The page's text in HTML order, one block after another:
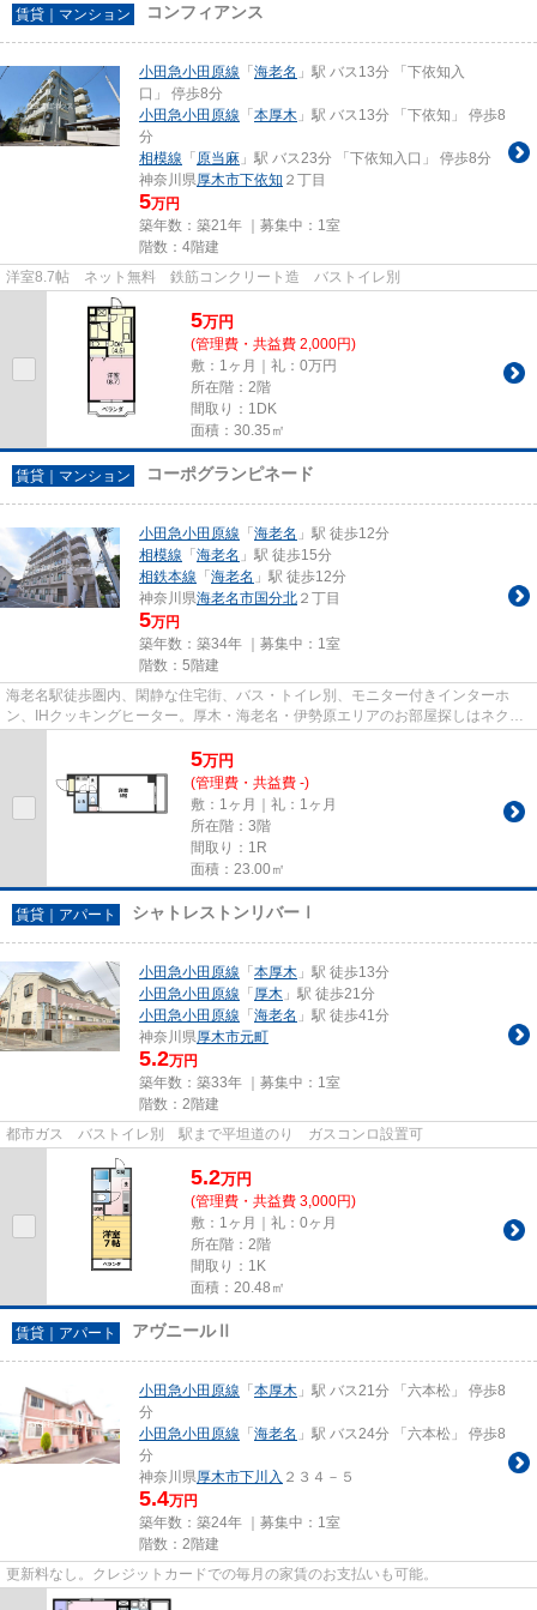
賃貸｜マンション コンフィアンス
小田急小田原線 「海老名 」駅 バス13分 「下依知入
口」 停歩8分
小田急小田原線 「本厚木 」駅 バス13分 「下依知」 停歩8
分
相模線 「原当麻 」駅 バス23分 「下依知入口」 停歩8分
神奈川県厚木市下依知 ２丁目
5万円
築年数：築21年 ｜募集中： 1室
階数：4階建
洋室8.7帖 ネット無料 鉄筋コンクリート造 バストイレ別
5万円
(管理費・共益費 2,000円)
敷：1ヶ月｜礼：0万円
所在階：2階
間取り：1DK
面積：30.35㎡
賃貸｜マンション コーポグランピネード
小田急小田原線 「海老名 」駅 徒歩12分
相模線 「海老名 」駅 徒歩15分
相鉄本線 「海老名 」駅 徒歩12分
神奈川県海老名市国分北 ２丁目
5万円
築年数：築34年 ｜募集中： 1室
階数：5階建
海老名駅徒歩圏内、閑静な住宅街、バス・トイレ別、モニター付きインターホ
ン、IHクッキングヒーター。厚木・海老名・伊勢原エリアのお部屋探しはネクス
テージにおまかせください。
5万円
(管理費・共益費 -)
敷：1ヶ月｜礼：1ヶ月
所在階：3階
間取り：1R
面積：23.00㎡
賃貸｜アパート シャトレストンリバーⅠ
小田急小田原線 「本厚木 」駅 徒歩13分
小田急小田原線 「厚木 」駅 徒歩21分
小田急小田原線 「海老名 」駅 徒歩41分
神奈川県厚木市元町
5.2万円
築年数：築33年 ｜募集中： 1室
階数：2階建
都市ガス バストイレ別 駅まで平坦道のり ガスコンロ設置可
5.2万円
(管理費・共益費 3,000円)
敷：1ヶ月｜礼：0ヶ月
所在階：2階
間取り：1K
面積：20.48㎡
賃貸｜アパート アヴニールⅡ
小田急小田原線 「本厚木 」駅 バス21分 「六本松」 停歩8
分
小田急小田原線 「海老名 」駅 バス24分 「六本松」 停歩8
分
神奈川県厚木市下川入 ２３４－５
5.4万円
築年数：築24年 ｜募集中： 1室
階数：2階建
更新料なし。クレジットカードでの毎月の家賃のお支払いも可能。